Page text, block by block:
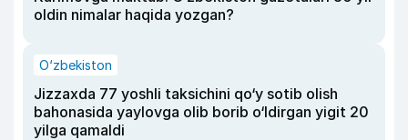
oldin nimalar haqida yozgan?
O‘zbekiston
Jizzaxda 77 yoshli taksichini qo‘y sotib olish
bahonasida yaylovga olib borib o‘ldirgan yigit 20
yilga qamaldi